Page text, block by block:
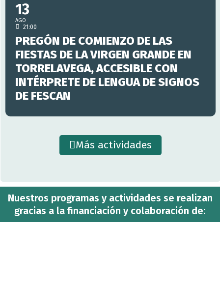
13
AGO
21:00
PREGÓN DE COMIENZO DE LAS
FIESTAS DE LA VIRGEN GRANDE EN
TORRELAVEGA, ACCESIBLE CON
INTÉRPRETE DE LENGUA DE SIGNOS
DE FESCAN
Más actividades
Nuestros programas y actividades se realizan
gracias a la financiación y colaboración de: